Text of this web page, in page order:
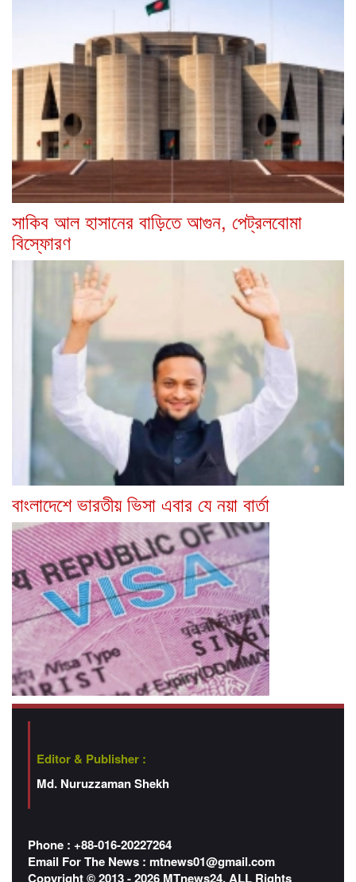
সাকিব আল হাসানের বাড়িতে আগুন, পেট্রলবোমা
বিস্ফোরণ
বাংলাদেশে ভারতীয় ভিসা এবার যে নয়া বার্তা
Editor & Publisher :
Md. Nuruzzaman Shekh
Phone : +88-016-20227264
Email For The News : mtnews01@gmail.com
Copyright © 2013 - 2026 MTnews24. ALL Rights